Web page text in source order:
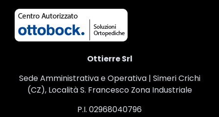
Ottierre Srl
Sede Amministrativa e Operativa | Simeri Crichi
(CZ), Località S. Francesco Zona Industriale
P.I. 02968040796